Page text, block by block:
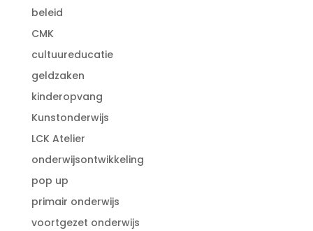
beleid
CMK
cultuureducatie
geldzaken
kinderopvang
Kunstonderwijs
LCK Atelier
onderwijsontwikkeling
pop up
primair onderwijs
voortgezet onderwijs